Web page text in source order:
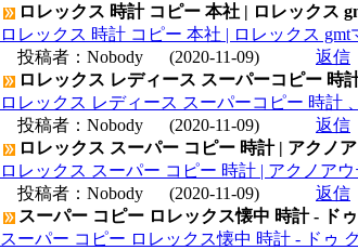
ロレックス 時計 コピー 本社 | ロレックス
ロレックス 時計 コピー 本社 | ロレックス
投稿者： Nobody (2020-11-09)
返信
ロレックス レディース スーパーコピー 時
ロレックス レディース スーパーコピー 時計
投稿者： Nobody (2020-11-09)
返信
ロレックス スーパー コピー 時計 | アクノ
ロレックス スーパー コピー 時計 | アクノア
投稿者： Nobody (2020-11-09)
返信
スーパー コピー ロレックス懐中 時計 - ド
スーパー コピー ロレックス懐中 時計 - ドゥ